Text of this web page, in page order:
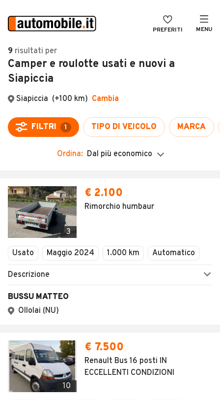
PREFERITI MENU
Auto
Auto usate
Auto Km 0
Auto Nuove
Moto
Camper
Veicoli Commerciali
Concessionari
VENDI
MAGAZINE
ACCEDI
9 risultati per
Camper e roulotte usati e nuovi a
Siapiccia
Siapiccia (+100 km) Cambia
FILTRI 1 TIPO DI VEICOLO MARCA
Ordina: Dal più economico
3
€ 2.100
Rimorchio humbaur
Usato Maggio 2024 1.000 km Automatico
Descrizione
BUSSU MATTEO
Ollolai (NU)
10
€ 7.500
Renault Bus 16 posti IN
ECCELLENTI CONDIZIONI